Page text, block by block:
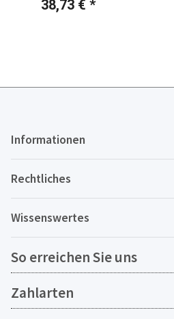
38,73 € *
Informationen
Rechtliches
Wissenswertes
So erreichen Sie uns
Zahlarten